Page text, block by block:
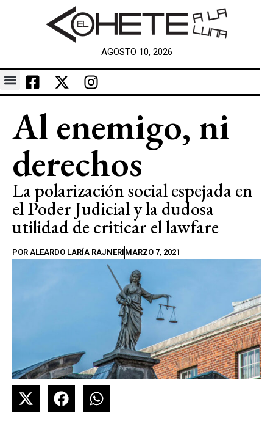
AGOSTO 10, 2026
Al enemigo, ni
derechos
La polarización social espejada en
el Poder Judicial y la dudosa
utilidad de criticar el lawfare
POR ALEARDO LARÍA RAJNERI MARZO 7, 2021